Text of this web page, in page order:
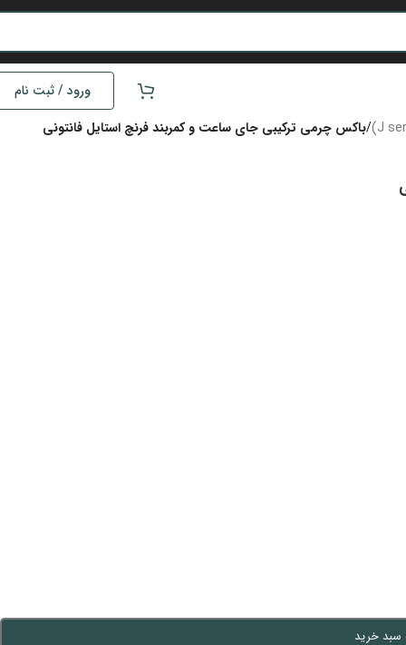
ورود / ثبت نام
/باکس چرمی ترکیبی جای ساعت و کمربند فرنچ استایل فانتونی
سبد خرید